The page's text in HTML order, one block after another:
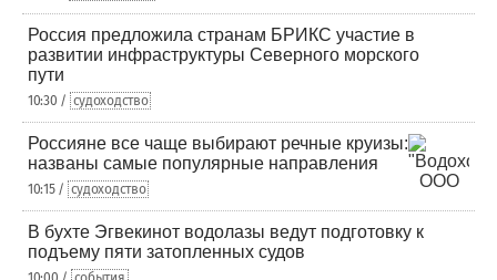
Россия предложила странам БРИКС участие в
развитии инфраструктуры Северного морского
пути
10:30 / судоходство
Россияне все чаще выбирают речные круизы:
названы самые популярные направления
10:15 / судоходство
В бухте Эгвекинот водолазы ведут подготовку к
подъему пяти затопленных судов